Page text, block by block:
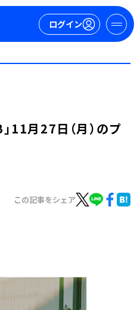
ログイン
11月27日（月）のプ
この記事をシェア